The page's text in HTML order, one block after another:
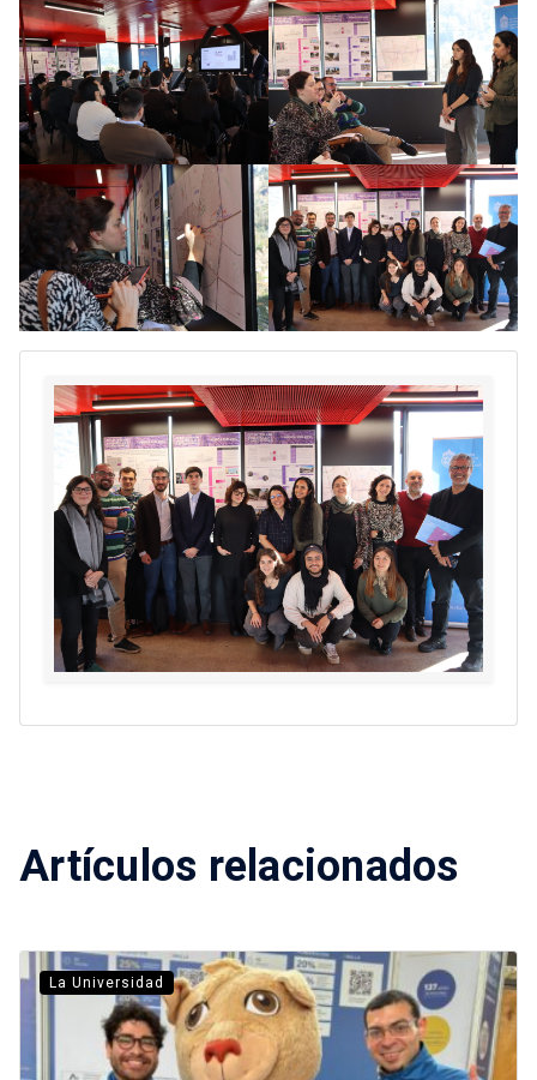
Artículos relacionados
La Universidad